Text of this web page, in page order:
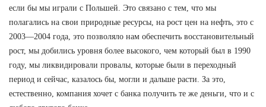
если бы мы играли с Польшей. Это связано с тем, что мы
полагались на свои природные ресурсы, на рост цен на нефть, это с
2003—2004 года, это позволяло нам обеспечить восстановительный
рост, мы добились уровня более высокого, чем который был в 1990
году, мы ликвидировали провалы, которые были в переходный
период и сейчас, казалось бы, могли и дальше расти. За это,
естественно, компания хочет с банка получить те же деньги, что и с